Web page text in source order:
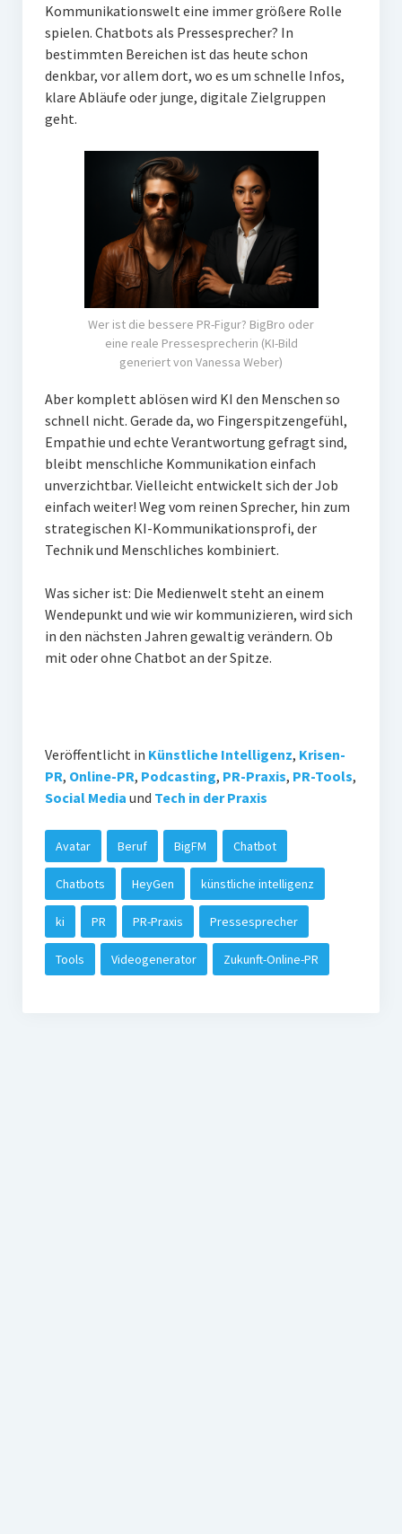
Kommunikationswelt eine immer größere Rolle
spielen. Chatbots als Pressesprecher? In
bestimmten Bereichen ist das heute schon
denkbar, vor allem dort, wo es um schnelle Infos,
klare Abläufe oder junge, digitale Zielgruppen
geht.
Wer ist die bessere PR-Figur? BigBro oder
eine reale Pressesprecherin (KI-Bild
generiert von Vanessa Weber)
Aber komplett ablösen wird KI den Menschen so
schnell nicht. Gerade da, wo Fingerspitzengefühl,
Empathie und echte Verantwortung gefragt sind,
bleibt menschliche Kommunikation einfach
unverzichtbar. Vielleicht entwickelt sich der Job
einfach weiter! Weg vom reinen Sprecher, hin zum
strategischen KI-Kommunikationsprofi, der
Technik und Menschliches kombiniert.
Was sicher ist: Die Medienwelt steht an einem
Wendepunkt und wie wir kommunizieren, wird sich
in den nächsten Jahren gewaltig verändern. Ob
mit oder ohne Chatbot an der Spitze.
Veröffentlicht in Künstliche Intelligenz, Krisen-
PR, Online-PR, Podcasting, PR-Praxis, PR-Tools,
Social Media und Tech in der Praxis
Avatar Beruf BigFM Chatbot
Chatbots HeyGen künstliche intelligenz
ki PR PR-Praxis Pressesprecher
Tools Videogenerator Zukunft-Online-PR